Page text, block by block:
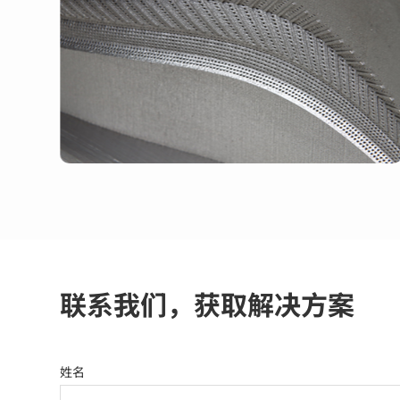
联系我们，获取解决方案
姓名